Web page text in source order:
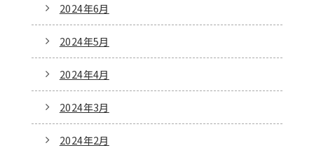
2024年6月
2024年5月
2024年4月
2024年3月
2024年2月